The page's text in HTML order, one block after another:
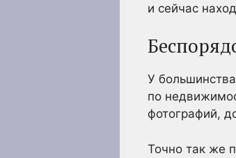
и сейчас
У
по
фотографий,
Точно так же